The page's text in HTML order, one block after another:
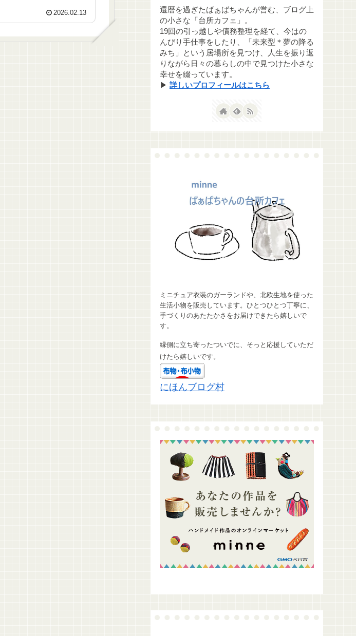
2026.02.13
還暦を過ぎたばぁばちゃんが営む、ブログ上
の小さな「台所カフェ」。
19回の引っ越しや債務整理を経て、今はの
んびり手仕事をしたり、「未来型＊夢の降る
みち」という居場所を見つけ、人生を振り返
りながら日々の暮らしの中で見つけた小さな
幸せを綴っています。
▶ 詳しいプロフィールはこちら
ミニチュア衣装のガーランドや、北欧生地を使った
生活小物を販売しています。ひとつひとつ丁寧に、
手づくりのあたたかさをお届けできたら嬉しいで
す。
縁側に立ち寄ったついでに、そっと応援していただ
けたら嬉しいです。
にほんブログ村